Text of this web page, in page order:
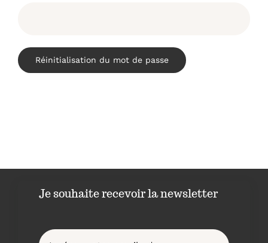
Réinitialisation du mot de passe
Je souhaite recevoir la newsletter